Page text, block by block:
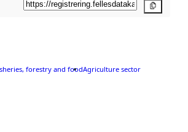
forestry and foodAgriculture sector